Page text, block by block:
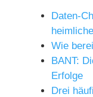
Daten-
Wie
BANT:
Erfolge
Drei